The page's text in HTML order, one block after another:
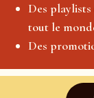
Des
tout le
Des